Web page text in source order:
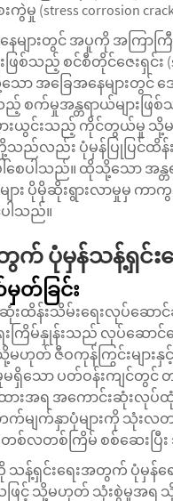
(stress corrosion
နေများတွင် အပူကို အကြ
စ်သည့် စင်စီတိုင်ဇေးရှင်း
အခြေအနေများတွင် ဒ
က်မှုအန္တရာယ်များဖြစ်သ
င့် မှားယွင်းသည့် ကိုင်တွယ်မှု
တို့သည်လည်း ပုံမှန်ပြုပြင်
စေပါသည်။ ထိုသို့သော အန္
များ ပိုမိုဆိုးရွားလာမှု
ါသည်။
မှန်သန့်ရှင်းရေ
တ်ခြင်း
သိမ်းရေးလုပ်ဆောင်ချ
ကြိမ်နှုန်းသည် လုပ်ဆောင်ရ
သို့မဟုတ် ဇီဝကုန်ကြွင်းမျာ
ရှိသော ပတ်ဝန်းကျင်တွ
းအရ အကောင်းဆုံးလုပ်ထုံ
မျက်နှာပုံများကို သုံးလတ
တစ်လတစ်ကြိမ် စစ်ဆေးပြီ
င်းရေးအတွက် ပုံမှန်ရေစီ
းသဖြင့် သို့မဟုတ် သုံးစွဲမှု